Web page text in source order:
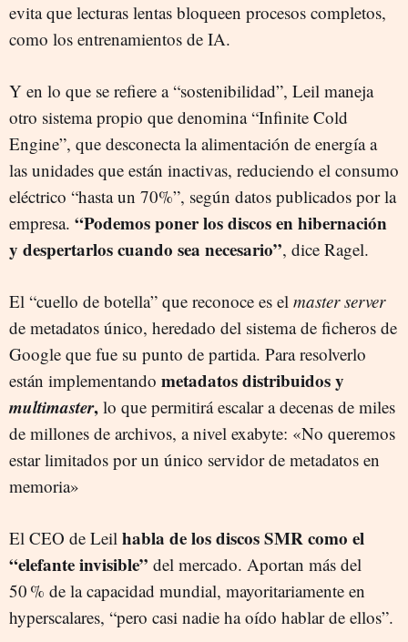
evita que lecturas lentas bloqueen procesos completos,
como los entrenamientos de IA.
Y en lo que se refiere a “sostenibilidad”, Leil maneja
otro sistema propio que denomina “Infinite Cold
Engine”, que desconecta la alimentación de energía a
las unidades que están inactivas, reduciendo el consumo
eléctrico “hasta un 70%”, según datos publicados por la
empresa. “Podemos poner los discos en hibernación
y despertarlos cuando sea necesario”, dice Ragel.
El “cuello de botella” que reconoce es el master server
de metadatos único, heredado del sistema de ficheros de
Google que fue su punto de partida. Para resolverlo
están implementando metadatos distribuidos y
multimaster, lo que permitirá escalar a decenas de miles
de millones de archivos, a nivel exabyte: «No queremos
estar limitados por un único servidor de metadatos en
memoria»
El CEO de Leil habla de los discos SMR como el
“elefante invisible” del mercado. Aportan más del
50 % de la capacidad mundial, mayoritariamente en
hyperscalares, “pero casi nadie ha oído hablar de ellos”.